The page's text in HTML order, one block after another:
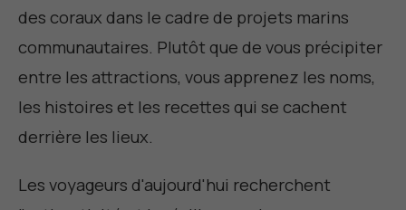
des coraux dans le cadre de projets marins
communautaires. Plutôt que de vous précipiter
entre les attractions, vous apprenez les noms,
les histoires et les recettes qui se cachent
derrière les lieux.
Les voyageurs d'aujourd'hui recherchent